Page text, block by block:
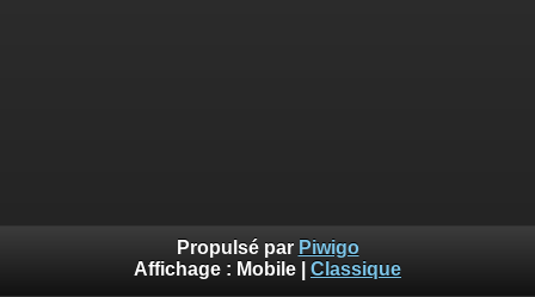
Propulsé par Piwigo
Affichage : Mobile Classique